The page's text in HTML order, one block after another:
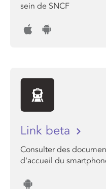
sein de SNCF
Link beta
Consulter des
d'accueil du